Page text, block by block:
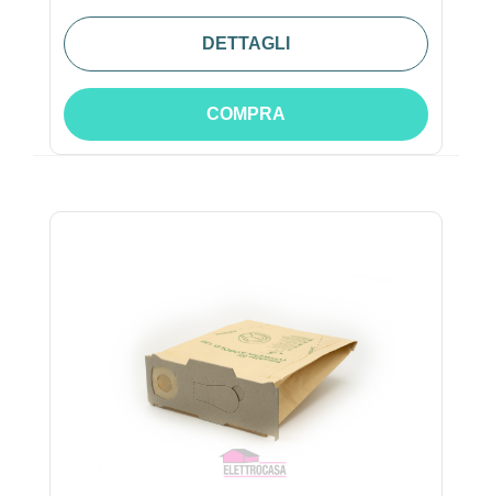
DETTAGLI
COMPRA